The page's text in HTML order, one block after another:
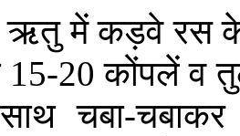
ऋतुमें कड़वे रस के
15-20 कोंपलें व
चबा-चबाकर